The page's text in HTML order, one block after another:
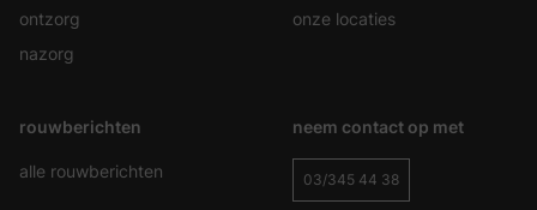
ontzorg
nazorg
onze locaties
rouwberichten
alle rouwberichten
neem contact op met
03/345 44 38